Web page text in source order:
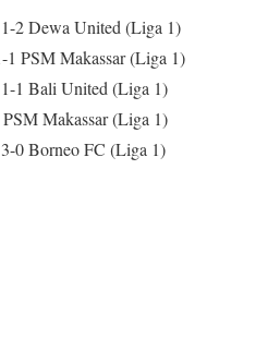
2 Dewa United (Liga 1)
1 PSM Makassar (Liga 1)
1 Bali United (Liga 1)
Makassar (Liga 1)
0 Borneo FC (Liga 1)